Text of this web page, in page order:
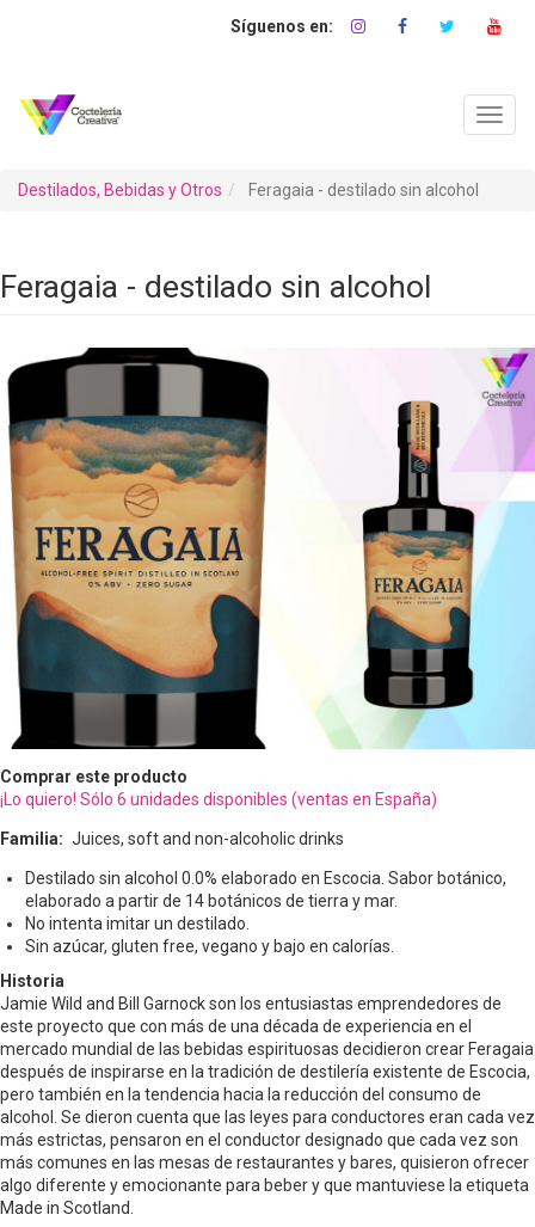
Destilados, Bebidas y Otros Feragaia - destilado sin alcohol
Feragaia - destilado sin alcohol
Comprar este producto
¡Lo quiero! Sólo 6 unidades disponibles (ventas en España)
Familia Juices, soft and non-alcoholic drinks
Destilado sin alcohol 0.0% elaborado en Escocia. Sabor botánico,
elaborado a partir de 14 botánicos de tierra y mar.
No intenta imitar un destilado.
Sin azúcar, gluten free, vegano y bajo en calorías.
Historia
Jamie Wild and Bill Garnock son los entusiastas emprendedores de
este proyecto que con más de una década de experiencia en el
mercado mundial de las bebidas espirituosas decidieron crear Feragaia
después de inspirarse en la tradición de destilería existente de Escocia,
pero también en la tendencia hacia la reducción del consumo de
alcohol. Se dieron cuenta que las leyes para conductores eran cada vez
más estrictas, pensaron en el conductor designado que cada vez son
más comunes en las mesas de restaurantes y bares, quisieron ofrecer
algo diferente y emocionante para beber y que mantuviese la etiqueta
Made in Scotland.